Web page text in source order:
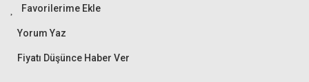
Yorum Yaz
Fiyatı Düşünce Haber Ver